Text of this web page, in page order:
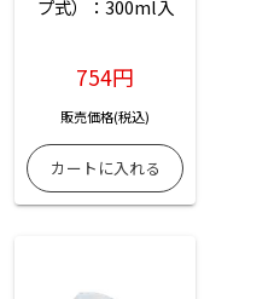
プ式）：300ml入
754円
販売価格(税込)